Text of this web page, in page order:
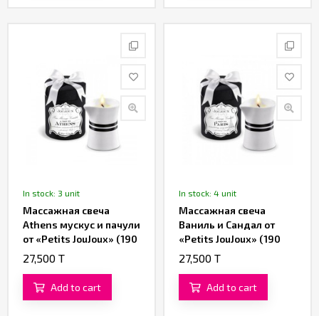
In stock: 3 unit
Массажная свеча
Athens мускус и пачули
от «Petits JouJoux» (190
гр.)
27,500 T
Add to cart
In stock: 4 unit
Массажная свеча
Ваниль и Сандал от
«Petits JouJoux» (190
гр.)
27,500 T
Add to cart